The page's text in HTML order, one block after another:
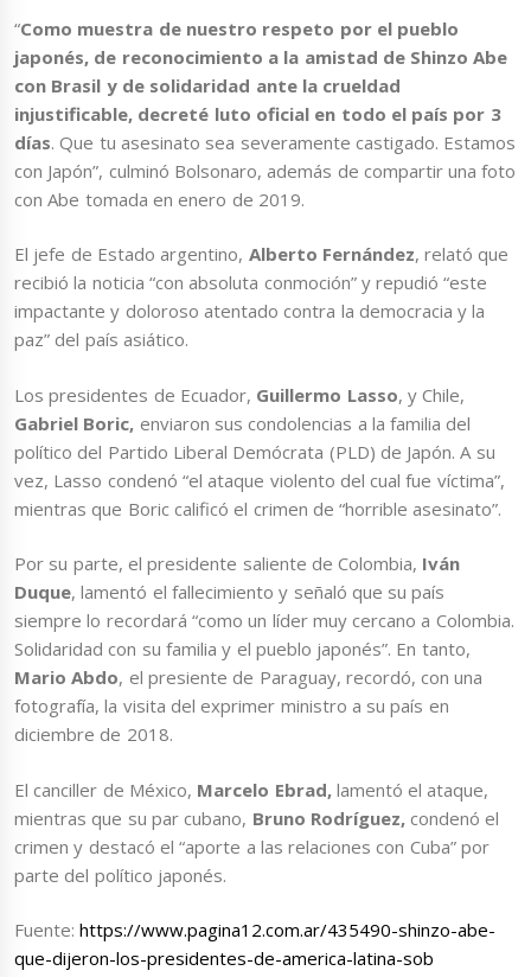
“Como muestra de nuestro respeto por el pueblo
japonés, de reconocimiento a la amistad de Shinzo Abe
con Brasil y de solidaridad ante la crueldad
injustificable, decreté luto oficial en todo el país por 3
días. Que tu asesinato sea severamente castigado. Estamos
con Japón”, culminó Bolsonaro, además de compartir una foto
con Abe tomada en enero de 2019.
El jefe de Estado argentino, Alberto Fernández, relató que
recibió la noticia “con absoluta conmoción” y repudió “este
impactante y doloroso atentado contra la democracia y la
paz” del país asiático.
Los presidentes de Ecuador, Guillermo Lasso, y Chile,
Gabriel Boric, enviaron sus condolencias a la familia del
político del Partido Liberal Demócrata (PLD) de Japón. A su
vez, Lasso condenó “el ataque violento del cual fue víctima”,
mientras que Boric calificó el crimen de “horrible asesinato”.
Por su parte, el presidente saliente de Colombia, Iván
Duque, lamentó el fallecimiento y señaló que su país
siempre lo recordará “como un líder muy cercano a Colombia.
Solidaridad con su familia y el pueblo japonés”. En tanto,
Mario Abdo, el presiente de Paraguay, recordó, con una
fotografía, la visita del exprimer ministro a su país en
diciembre de 2018.
El canciller de México, Marcelo Ebrad,lamentó el ataque,
mientras que su par cubano, Bruno Rodríguez,condenó el
crimen y destacó el “aporte a las relaciones con Cuba” por
parte del político japonés.
Fuente:https://www.pagina12.com.ar/435490-shinzo-abe-
que-dijeron-los-presidentes-de-america-latina-sob